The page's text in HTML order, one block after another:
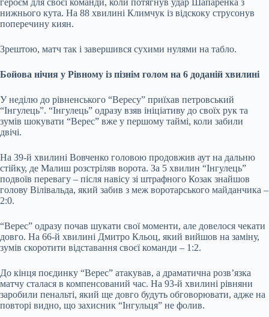
героєм для своєї команди, коли потягнув удар Шапаренка з
нижнього кута. На 88 хвилині Климчук із відскоку струсонув
поперечину киян.
Зрештою, матч так і завершився сухими нулями на табло.
Бойова нічия у Рівному із пізнім голом на 6 доданій хвилині
У неділю до рівненського “Вересу” приїхав петровський
“Інгулець”. “Інгулець” одразу взяв ініціативу до своїх рук та
зумів шокувати “Верес” вже у першому таймі, коли забили
двічі.
На 39-й хвилині Вовченко головою продовжив аут на дальню
стійку, де Малиш розстріляв ворота. За 5 хвилин “Інгулець”
подвоїв перевагу – після навісу зі штрафного Козак знайшов
голову Вілівальда, який забив з меж воротарського майданчика –
2:0.
“Верес” одразу почав шукати свої моменти, але довелося чекати
довго. На 66-й хвилині Дмитро Кльоц, який вийшов на заміну,
зумів скоротити відставання своєї команди – 1:2.
До кінця поєдинку “Верес” атакував, а драматична розв’язка
матчу сталася в компенсований час. На 93-й хвилині рівняни
заробили пенальті, який ще довго будуть обговорювати, адже на
повторі видно, що захисник “Інгульця” не фолив.